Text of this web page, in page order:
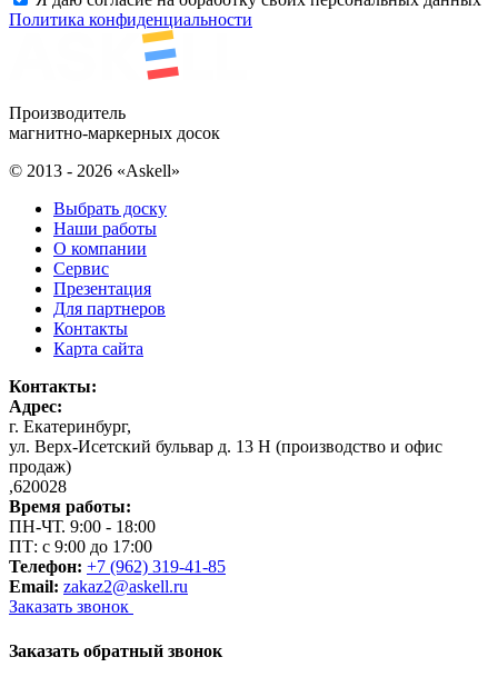
Политика конфиденциальности
Производитель
магнитно-маркерных досок
© 2013 - 2026 «Askell»
Выбрать доску
Наши работы
О компании
Сервис
Презентация
Для партнеров
Контакты
Карта сайта
Контакты:
Адрес:
г. Екатеринбург,
ул. Верх-Исетский бульвар д. 13 Н (производство и офис
продаж)
,620028
Время работы:
ПН-ЧТ. 9:00 - 18:00
ПТ: с 9:00 до 17:00
Телефон: +7 (962) 319-41-85
Email: zakaz2@askell.ru
Заказать звонок
Заказать обратный звонок